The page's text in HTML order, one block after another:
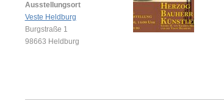
Ausstellungsort
Veste Heldburg
Burgstraße 1
98663 Heldburg